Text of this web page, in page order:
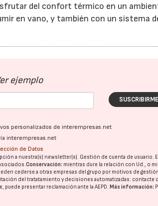
del confort térmico en un
en vano, y también con un sistema
ejemplo
personalizados de interempresas.net
interempresas.net
de Datos
a nuestra(s) newsletter(s). Gestión de cuenta de usuario.
Conservación: mientras dure la relación con Ud., o
cederse a otras empresas del grupo por motivos de
del tratatamiento y decisiones automatizadas: contacte
puede presentar reclamación ante laAEPD.Más información: